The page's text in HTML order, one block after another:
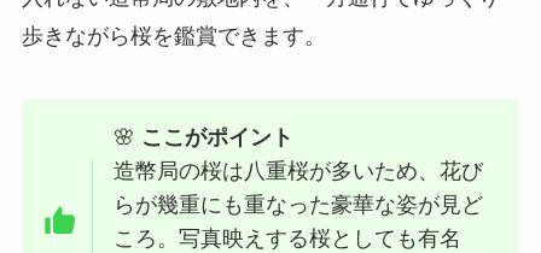
歩きながら桜を鑑賞できます。
🌸 ここがポイント
造幣局の桜は八重桜が多いため、花び
らが幾重にも重なった豪華な姿が見ど
ころ。写真映えする桜としても有名